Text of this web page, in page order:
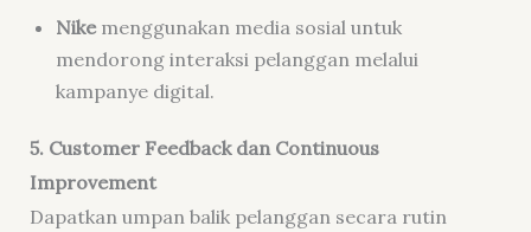
Nikemenggunakan media sosial untuk
mendorong interaksi pelanggan melalui
kampanye digital.
5. Customer Feedback dan Continuous
Improvement
Dapatkan umpan balik pelanggan secara rutin